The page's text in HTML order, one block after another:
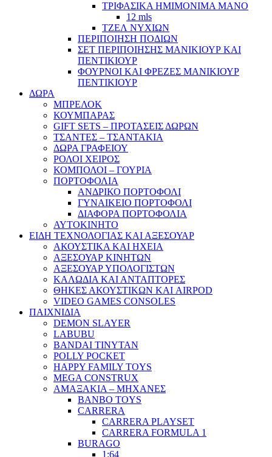
ΤΡΙΦΑΣΙΚΑ ΗΜΙΜΟΝΙΜΑ ΜΑΝΟ
12 mls
ΤΖΕΛ ΝΥΧΙΩΝ
ΠΕΡΙΠΟΙΗΣΗ ΠΟΔΙΩΝ
ΣΕΤ ΠΕΡΙΠΟΙΗΣΗΣ ΜΑΝΙΚΙΟΥΡ ΚΑΙ
ΠΕΝΤΙΚΙΟΥΡ
ΦΟΥΡΝΟΙ ΚΑΙ ΦΡΕΖΕΣ ΜΑΝΙΚΙΟΥΡ
ΠΕΝΤΙΚΙΟΥΡ
ΔΩΡΑ
ΜΠΡΕΛΟΚ
ΚΟΥΜΠΑΡΑΣ
GIFT SETS – ΠΡΟΤΑΣΕΙΣ ΔΩΡΩΝ
ΤΣΑΝΤΕΣ – ΤΣΑΝΤΑΚΙΑ
ΔΩΡΑ ΓΡΑΦΕΙΟΥ
ΡΟΛΟΙ ΧΕΙΡΟΣ
ΚΟΜΠΟΛΟΙ – ΓΟΥΡΙΑ
ΠΟΡΤΟΦΟΛΙΑ
ΑΝΔΡΙΚΟ ΠΟΡΤΟΦΟΛΙ
ΓΥΝΑΙΚΕΙΟ ΠΟΡΤΟΦΟΛΙ
ΔΙΑΦΟΡΑ ΠΟΡΤΟΦΟΛΙΑ
ΑΥΤΟΚΙΝΗΤΟ
ΕΙΔΗ ΤΕΧΝΟΛΟΓΙΑΣ ΚΑΙ ΑΞΕΣΟΥΑΡ
ΑΚΟΥΣΤΙΚΑ ΚΑΙ ΗΧΕΙΑ
ΑΞΕΣΟΥΑΡ ΚΙΝΗΤΩΝ
ΑΞΕΣΟΥΑΡ ΥΠΟΛΟΓΙΣΤΩΝ
ΚΑΛΩΔΙΑ ΚΑΙ ΑΝΤΑΠΤΟΡΕΣ
ΘΗΚΕΣ ΑΚΟΥΣΤΙΚΩΝ ΚΑΙ AIRPOD
VIDEO GAMES CONSOLES
ΠΑΙΧΝΙΔΙΑ
DEMON SLAYER
LABUBU
BANDAI TINYTAN
POLLY POCKET
HAPPY FAMILY TOYS
MEGA CONSTRUX
ΑΜΑΞΑΚΙΑ – ΜΗΧΑΝΕΣ
BANBO TOYS
CARRERA
CARRERA PLAYSET
CARRERA FORMULA 1
BURAGO
1:64